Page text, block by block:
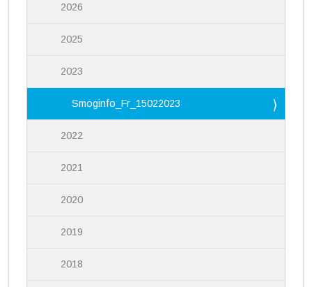
2026
2025
2023
Smoginfo_Fr_15022023
2022
2021
2020
2019
2018